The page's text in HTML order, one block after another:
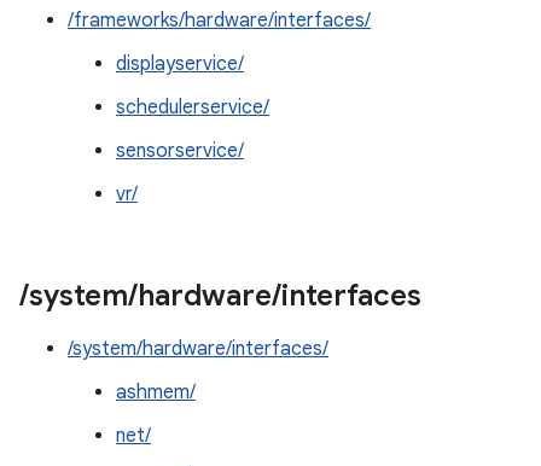
/frameworks/hardware/interfaces/
displayservice/
schedulerservice/
sensorservice/
vr/
/system/hardware/interfaces
/system/hardware/interfaces/
ashmem/
net/